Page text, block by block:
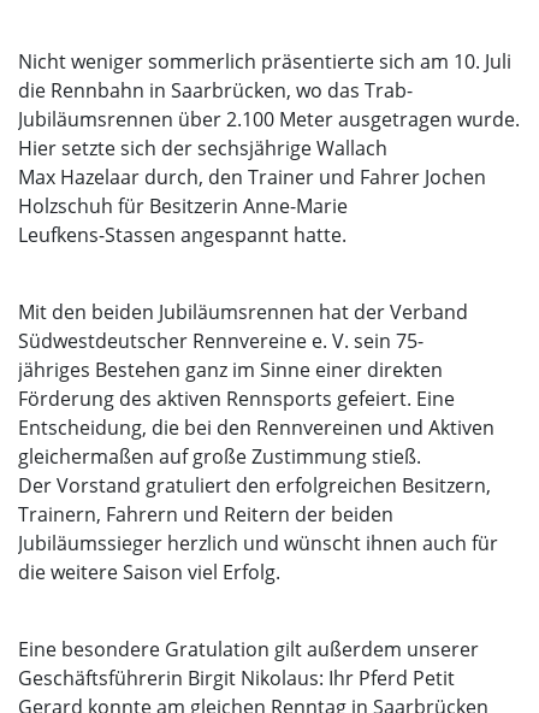
Nicht weniger sommerlich präsentierte sich am 10. Juli
die Rennbahn in Saarbrücken, wo das Trab-
Jubiläumsrennen über 2.100 Meter ausgetragen wurde.
Hier setzte sich der sechsjährige Wallach
Max Hazelaar durch, den Trainer und Fahrer Jochen
Holzschuh für Besitzerin Anne-Marie
Leufkens-Stassen angespannt hatte.
Mit den beiden Jubiläumsrennen hat der Verband
Südwestdeutscher Rennvereine e. V. sein 75-
jähriges Bestehen ganz im Sinne einer direkten
Förderung des aktiven Rennsports gefeiert. Eine
Entscheidung, die bei den Rennvereinen und Aktiven
gleichermaßen auf große Zustimmung stieß.
Der Vorstand gratuliert den erfolgreichen Besitzern,
Trainern, Fahrern und Reitern der beiden
Jubiläumssieger herzlich und wünscht ihnen auch für
die weitere Saison viel Erfolg.
Eine besondere Gratulation gilt außerdem unserer
Geschäftsführerin Birgit Nikolaus: Ihr Pferd Petit
Gerard konnte am gleichen Renntag in Saarbrücken